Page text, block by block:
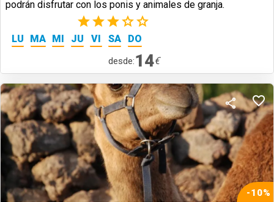
podrán disfrutar con los ponis y animales de granja.
(2)
LU MA MI JU VI SA DO
desde:14€
-10%